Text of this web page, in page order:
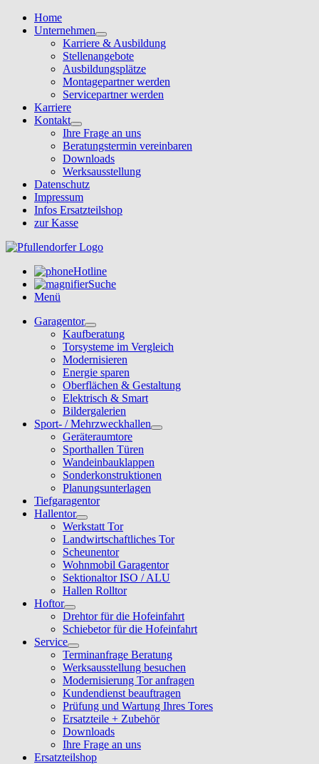
Home
Unternehmen
Karriere & Ausbildung
Stellenangebote
Ausbildungsplätze
Montagepartner werden
Servicepartner werden
Karriere
Kontakt
Ihre Frage an uns
Beratungstermin vereinbaren
Downloads
Werksausstellung
Datenschutz
Impressum
Infos Ersatzteilshop
zur Kasse
Hotline
Suche
Menü
Garagentor
Kaufberatung
Torsysteme im Vergleich
Modernisieren
Energie sparen
Oberflächen & Gestaltung
Elektrisch & Smart
Bildergalerien
Sport- / Mehrzweckhallen
Geräteraumtore
Sporthallen Türen
Wandeinbauklappen
Sonderkonstruktionen
Planungsunterlagen
Tiefgaragentor
Hallentor
Werkstatt Tor
Landwirtschaftliches Tor
Scheunentor
Wohnmobil Garagentor
Sektionaltor ISO / ALU
Hallen Rolltor
Hoftor
Drehtor für die Hofeinfahrt
Schiebetor für die Hofeinfahrt
Service
Terminanfrage Beratung
Werksausstellung besuchen
Modernisierung Tor anfragen
Kundendienst beauftragen
Prüfung und Wartung Ihres Tores
Ersatzteile + Zubehör
Downloads
Ihre Frage an uns
Ersatzteilshop